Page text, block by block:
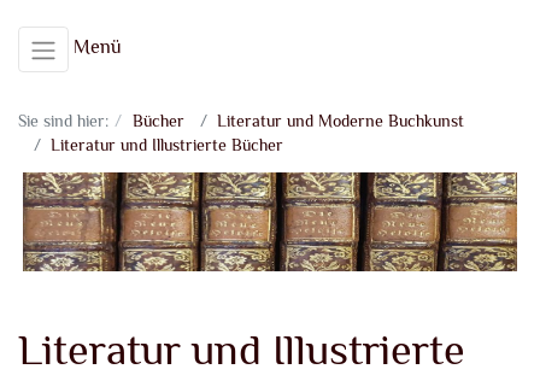
Menü
Sie sind hier: Bücher
Literatur und Moderne Buchkunst
Literatur und Illustrierte Bücher
Literatur und Illustrierte